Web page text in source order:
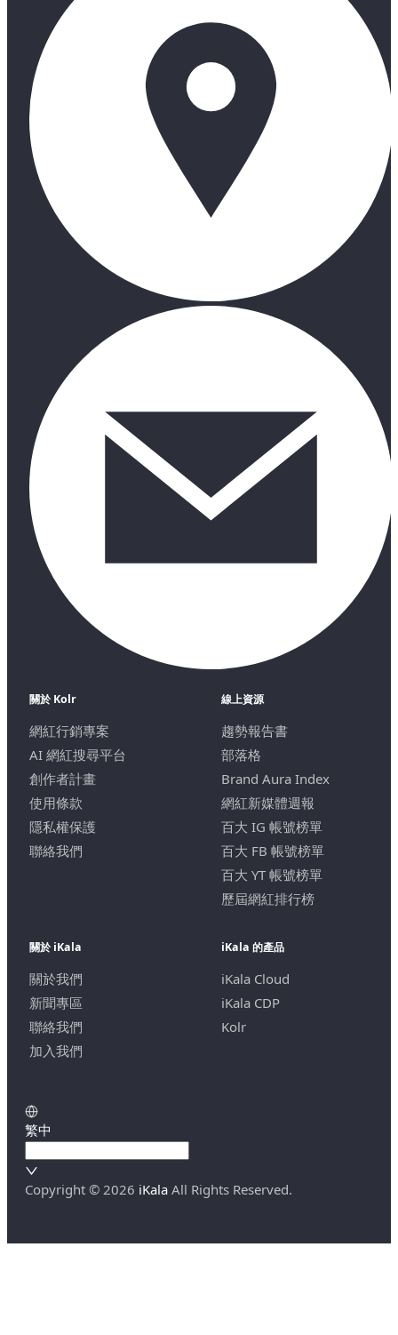
關於 Kolr
網紅行銷專案
AI 網紅搜尋平台
創作者計畫
使用條款
隱私權保護
聯絡我們
線上資源
趨勢報告書
部落格
Brand Aura Index
網紅新媒體週報
百大 IG 帳號榜單
百大 FB 帳號榜單
百大 YT 帳號榜單
歷屆網紅排行榜
關於 iKala
關於我們
新聞專區
聯絡我們
加入我們
iKala 的產品
iKala Cloud
iKala CDP
Kolr
繁中
Copyright © 2026 iKala All Rights Reserved.